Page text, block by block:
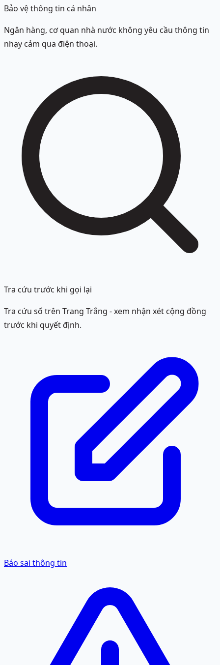
Bảo vệ thông tin cá nhân
Ngân hàng, cơ quan nhà nước không yêu cầu thông tin
nhạy cảm qua điện thoại.
Tra cứu trước khi gọi lại
Tra cứu số trên Trang Trắng - xem nhận xét cộng đồng
trước khi quyết định.
Báo sai thông tin